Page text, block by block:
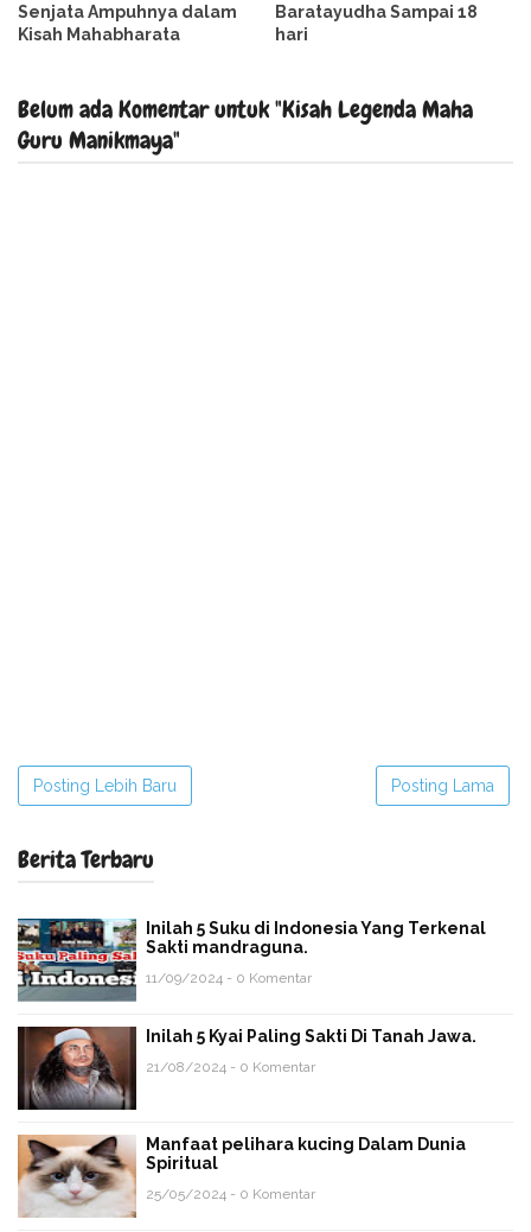
Senjata Ampuhnya dalam
Kisah Mahabharata
Baratayudha Sampai 18
hari
Belum ada Komentar untuk "Kisah Legenda Maha
Guru Manikmaya"
Posting Lebih Baru Posting Lama
Berita Terbaru
Inilah 5 Suku di Indonesia Yang Terkenal
Sakti mandraguna.
11/09/2024 - 0 Komentar
Inilah 5 Kyai Paling Sakti Di Tanah Jawa.
21/08/2024 - 0 Komentar
Manfaat pelihara kucing Dalam Dunia
Spiritual
25/05/2024 - 0 Komentar